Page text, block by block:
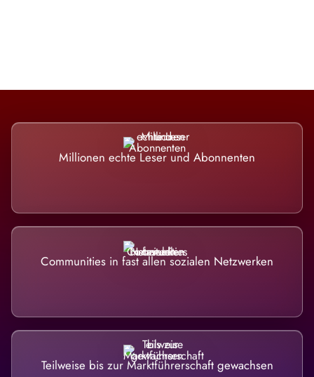
Millionen echte Leser und Abonnenten
Communities in fast allen sozialen Netzwerken
Teilweise bis zur Marktführerschaft gewachsen